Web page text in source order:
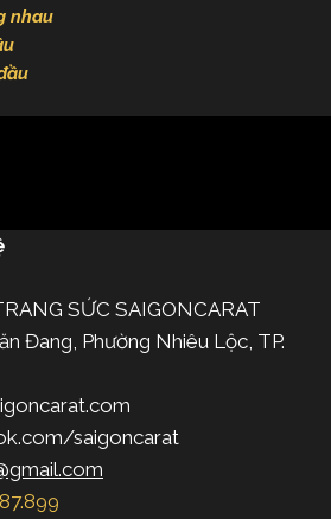
nhau
SỨC SAIGONCARAT
Đang, Phường Nhiêu Lộc, TP.
saigoncarat